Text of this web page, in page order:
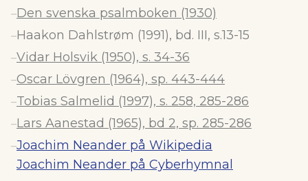
–Den svenska psalmboken (1930)
–Haakon Dahlstrøm (1991), bd. III, s.13-15
–Vidar Holsvik (1950), s. 34-36
–Oscar Lövgren (1964), sp. 443-444
–Tobias Salmelid (1997), s. 258, 285-286
–Lars Aanestad (1965), bd 2, sp. 285-286
–Joachim Neander på Wikipedia
Joachim Neander på Cyberhymnal